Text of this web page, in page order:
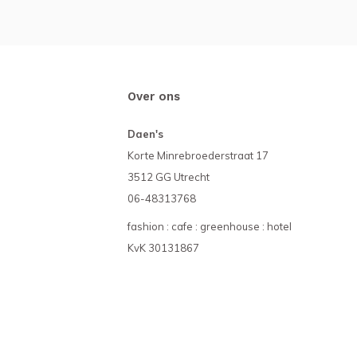
Over ons
Daen's
Korte Minrebroederstraat 17
3512 GG Utrecht
06-48313768
fashion : cafe : greenhouse : hotel
KvK 30131867